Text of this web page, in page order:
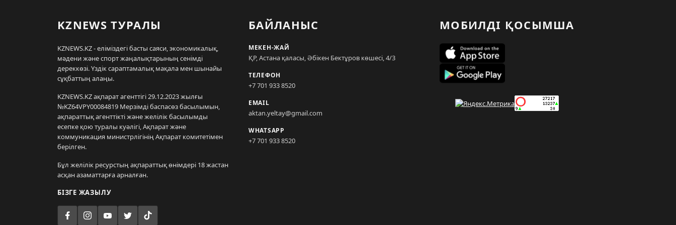
KZNEWS ТУРАЛЫ
KZNEWS.KZ - еліміздегі басты саяси, экономикалық,
мәдени және спорт жаңалықтарының сенімді
дереккөзі. Үздік сараптамалық мақала мен шынайы
сұқбаттың алаңы.
KZNEWS.KZ ақпарат агенттігі 29.12.2023 жылғы
№KZ64VPY00084819 Мерзімді баспасөз басылымын,
ақпараттық агенттікті және желілік басылымды
есепке қою туралы куәлігі, Ақпарат және
коммуникация министрлігінің Ақпарат комитетімен
берілген.
Бұл желілік ресурстың ақпараттық өнімдері 18 жастан
асқан азаматтарға арналған.
БІЗГЕ ЖАЗЫЛУ
БАЙЛАНЫС
МЕКЕН-ЖАЙ
ҚР, Астана қаласы, Әбікен Бектұров көшесі, 4/3
ТЕЛЕФОН
+7 701 933 8520
EMAIL
aktan.yeltay@gmail.com
WHATSAPP
+7 701 933 8520
МОБИЛДІ ҚОСЫМША